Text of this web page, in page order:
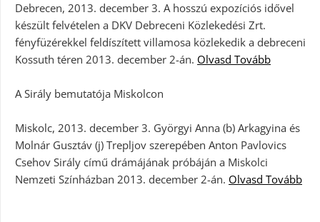
Debrecen, 2013. december 3. A hosszú expozíciós idővel
készült felvételen a DKV Debreceni Közlekedési Zrt.
fényfüzérekkel feldíszített villamosa közlekedik a debreceni
Kossuth téren 2013. december 2-án. Olvasd Tovább
A Sirály bemutatója Miskolcon
Miskolc, 2013. december 3. Györgyi Anna (b) Arkagyina és
Molnár Gusztáv (j) Trepljov szerepében Anton Pavlovics
Csehov Sirály című drámájának próbáján a Miskolci
Nemzeti Színházban 2013. december 2-án. Olvasd Tovább